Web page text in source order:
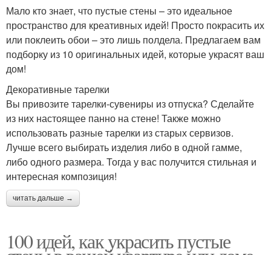
Мало кто знает, что пустые стены – это идеальное
пространство для креативных идей! Просто покрасить их
или поклеить обои – это лишь полдела. Предлагаем вам
подборку из 10 оригинальных идей, которые украсят ваш
дом!
Декоративные тарелки
Вы привозите тарелки-сувениры из отпуска? Сделайте
из них настоящее панно на стене! Также можно
использовать разные тарелки из старых сервизов.
Лучше всего выбирать изделия либо в одной гамме,
либо одного размера. Тогда у вас получится стильная и
интересная композиция!
читать дальше →
100 идей, как украсить пустые